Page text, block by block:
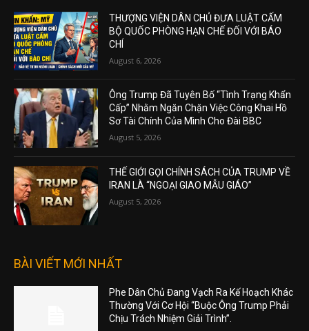
THƯỢNG VIỆN DÂN CHỦ ĐƯA LUẬT CẤM
BỘ QUỐC PHÒNG HẠN CHẾ ĐỐI VỚI BÁO
CHÍ
August 6, 2026
Ông Trump Đã Tuyên Bố “Tình Trạng Khẩn
Cấp” Nhằm Ngăn Chặn Việc Công Khai Hồ
Sơ Tài Chính Của Mình Cho Đài BBC
August 5, 2026
THẾ GIỚI GỌI CHÍNH SÁCH CỦA TRUMP VỀ
IRAN LÀ “NGOẠI GIAO MẪU GIÁO”
August 5, 2026
BÀI VIẾT MỚI NHẤT
Phe Dân Chủ Đang Vạch Ra Kế Hoạch Khác
Thường Với Cơ Hội “Buộc Ông Trump Phải
Chịu Trách Nhiệm Giải Trình”.